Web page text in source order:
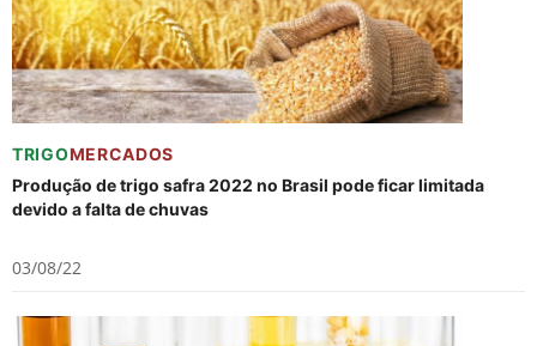
TRIGOMERCADOS
Produção de trigo safra 2022 no Brasil pode ficar limitada
devido a falta de chuvas
03/08/22